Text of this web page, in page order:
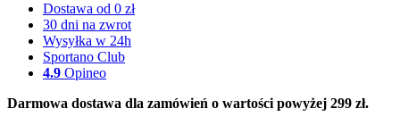
Dostawa od 0 zł
30 dni na zwrot
Wysyłka w 24h
Sportano Club
4.9 Opineo
Darmowa dostawa dla zamówień o wartości powyżej 299 zł.